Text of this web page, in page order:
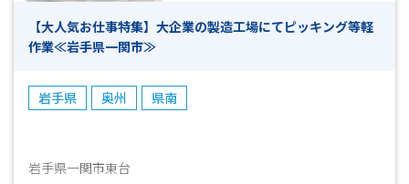
「ブランクがあるけど働きたい！」 「未経験だけどお仕事を
やってみたい！」などなど… 少しでも興味がありました
ら、まずはお気軽にお問い合わせください！ 今は別のお仕
す♪ 皆様のご応募心よりお待ちしております！！(^^)/ 【ご
応募から採用までの流れ】 ◎ＷＥＢやお電話でご応募くださ
分程度） ） ◎面接・お仕事説明 ▼ （ これまでの職務
【大人気お仕事特集】大企業の製造工場にてピッキング等軽
作業≪岩手県一関市≫
岩手県 奥州 県南
岩手県一関市東台